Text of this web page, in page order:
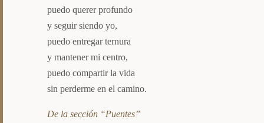
puedo querer profundo
y seguir siendo yo,
puedo entregar ternura
y mantener mi centro,
puedo compartir la vida
sin perderme en el camino.
De la sección “Puentes”